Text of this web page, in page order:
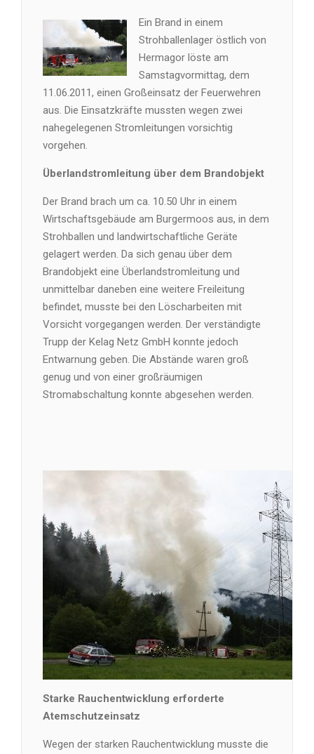
Ein Brand in einem
Strohballenlager östlich von
Hermagor löste am
Samstagvormittag, dem
11.06.2011, einen Großeinsatz der Feuerwehren
aus. Die Einsatzkräfte mussten wegen zwei
nahegelegenen Stromleitungen vorsichtig
vorgehen.
Überlandstromleitung über dem Brandobjekt
Der Brand brach um ca. 10.50 Uhr in einem
Wirtschaftsgebäude am Burgermoos aus, in dem
Strohballen und landwirtschaftliche Geräte
gelagert werden. Da sich genau über dem
Brandobjekt eine Überlandstromleitung und
unmittelbar daneben eine weitere Freileitung
befindet, musste bei den Löscharbeiten mit
Vorsicht vorgegangen werden. Der verständigte
Trupp der Kelag Netz GmbH konnte jedoch
Entwarnung geben. Die Abstände waren groß
genug und von einer großräumigen
Stromabschaltung konnte abgesehen werden.
Starke Rauchentwicklung erforderte
Atemschutzeinsatz
Wegen der starken Rauchentwicklung musste die